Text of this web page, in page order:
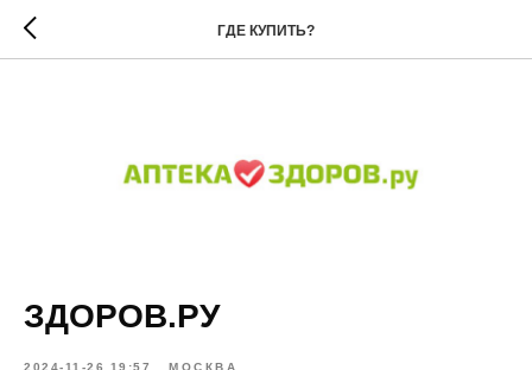
ГДЕ КУПИТЬ?
ЗДОРОВ.РУ
2024-11-26 19:57 МОСКВА